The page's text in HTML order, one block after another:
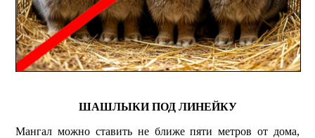
ШАШЛЫКИ ПОД ЛИНЕЙКУ
Мангал можно ставить не ближе пяти метров от дома,